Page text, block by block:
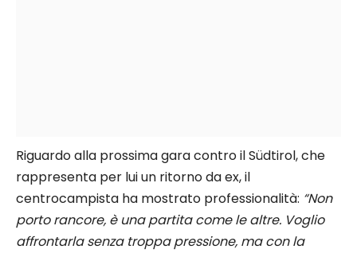
Riguardo alla prossima gara contro il Südtirol, che
rappresenta per lui un ritorno da ex, il
centrocampista ha mostrato professionalità: “Non
porto rancore, è una partita come le altre. Voglio
affrontarla senza troppa pressione, ma con la